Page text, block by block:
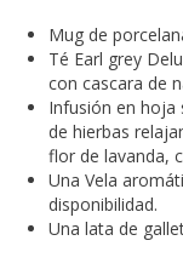
Mug de
Té Earl grey
con cascara de
Infusión en hoja
de hierbas
flor de lavanda,
Una Vela
disponibilidad.
Una lata de